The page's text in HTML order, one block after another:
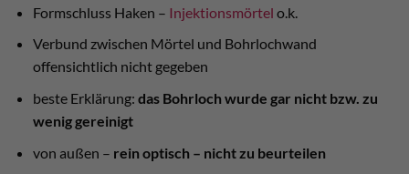
Formschluss Haken – Injektionsmörtel o.k.
Verbund zwischen Mörtel und Bohrlochwand
offensichtlich nicht gegeben
beste Erklärung: das Bohrloch wurde gar nicht bzw. zu
wenig gereinigt
von außen – rein optisch – nicht zu beurteilen